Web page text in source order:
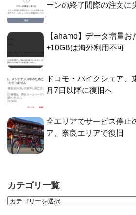
ーンの終了間際の注文に
【ahamo】データ増量
+10GBは海外利用不可
ドコモ・バイクシェア、
月7日以降に復旧へ
全エリアでサービス停止
ア、奈良エリアで復旧
カテゴリ一覧